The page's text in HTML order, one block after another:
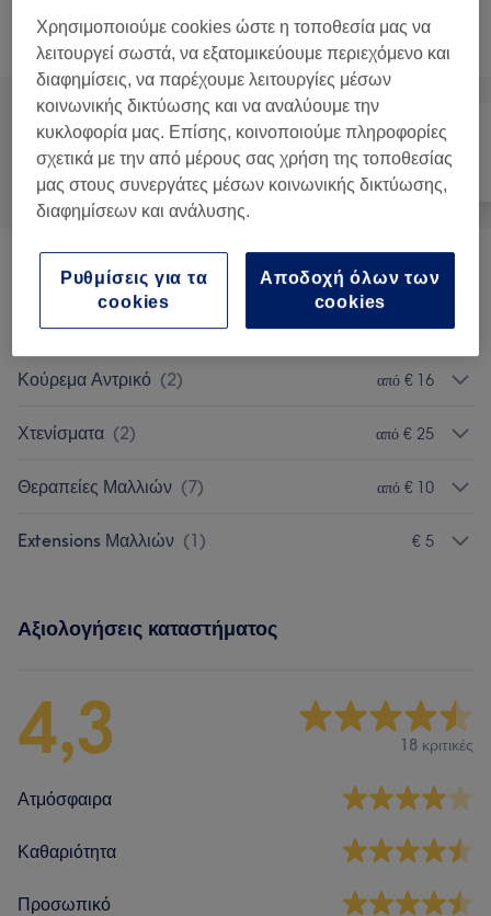
Δεν ήταν αυτό που έψαχνες;
Αναζήτηση υπηρεσιών
Όλα Μαλλιά Νύχια
Βαφή Μαλλιών ( 7) από € 35
Κούρεμα Γυναικείο & Χτένισμα (2) από € 7
Κούρεμα Αντρικό (2) από € 16
Χτενίσματα (2) από € 25
Θεραπείες Μαλλιών (7) από € 10
Extensions Μαλλιών (1) € 5
Αξιολογήσεις καταστήματος
4,3 18 κριτικές
Ατμόσφαιρα
Καθαριότητα
Προσωπικό
Χρησιμοποιούμε cookies ώστε η τοποθεσία μας να
λειτουργεί σωστά, να εξατομικεύουμε περιεχόμενο και
διαφημίσεις, να παρέχουμε λειτουργίες μέσων
κοινωνικής δικτύωσης και να αναλύουμε την
κυκλοφορία μας. Επίσης, κοινοποιούμε πληροφορίες
σχετικά με την από μέρους σας χρήση της τοποθεσίας
μας στους συνεργάτες μέσων κοινωνικής δικτύωσης,
διαφημίσεων και ανάλυσης.
Αποδοχή όλων των
cookies
Ρυθμίσεις για τα
cookies